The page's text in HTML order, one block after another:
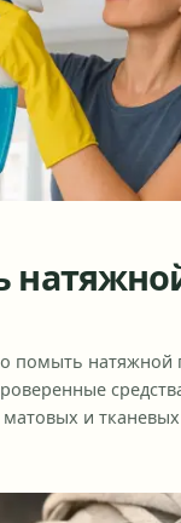
помыть натяжной
и